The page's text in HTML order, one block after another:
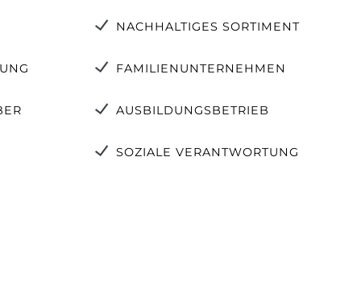
NACHHALTIGES SORTIMENT
FAMILIENUNTERNEHMEN
AUSBILDUNGSBETRIEB
SOZIALE VERANTWORTUNG